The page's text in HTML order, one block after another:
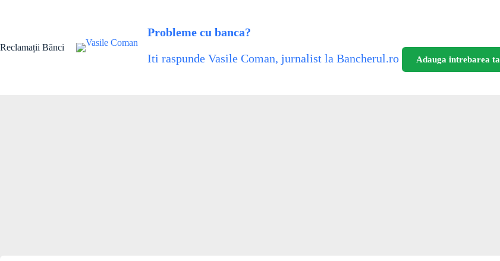
Reclamații Bănci
Probleme cu banca?
Iti raspunde Vasile Coman, jurnalist la Bancherul.ro
Adauga intrebarea ta